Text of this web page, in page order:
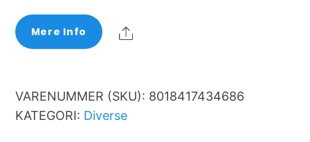
Mere Info Share
VARENUMMER (SKU): 8018417434686
KATEGORI: Diverse